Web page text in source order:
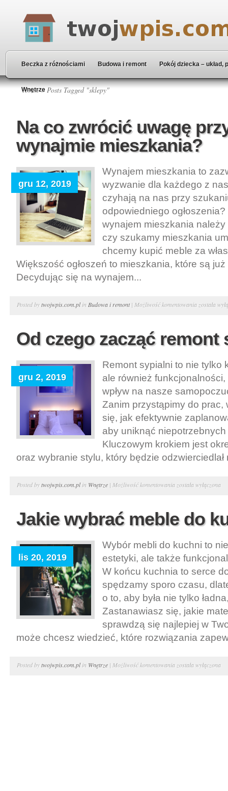
Beczka z różnościami Budowa i remont Pokój dziecka – układ,
Wnętrze
Home» Posts Tagged "sklepy"
Na co zwrócić uwagę
wynajmie mieszkania?
gru 12, 2019
Wynajem mieszkania to
wyzwanie dla każdego z
czyhają na nas przy
odpowiedniego
wynajem mieszkania
czy szukamy mieszkania
chcemy kupić meble za
Większość ogłoszeń to mieszkania, które są
Decydując się na wynajem...
Posted bytwojwpis.com.plin Budowa i remont| Możliwość komentowania Na
uwagę
wynajmie
mieszkania?
została
Od czego zacząć remont
gru 2, 2019
Remont sypialni to nie tylko
ale również
wpływ na nasze
Zanim przystąpimy do prac,
się, jak efektywnie
aby uniknąć
Kluczowym krokiem jest
oraz wybranie stylu, który będzie odzwierciedlał
Posted bytwojwpis.com.plin Wnętrze | Możliwość komentowania Od
remont
została wyłączona
Jakie wybrać meble do
lis 20, 2019
Wybór mebli do kuchni to
estetyki, ale także
W końcu kuchnia to serce
spędzamy sporo czasu,
o to, aby była nie tylko
Zastanawiasz się, jakie
sprawdzą się najlepiej w
może chcesz wiedzieć, które rozwiązania
Posted bytwojwpis.com.plin Wnętrze | Możliwość komentowania Jakie
została wyłączona